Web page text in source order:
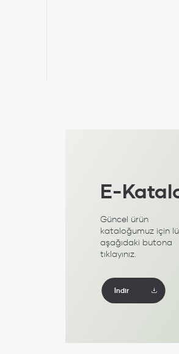
E-
Güncel ürün
kataloğumuz için
aşağıdaki butona
tıklayınız.
İndir